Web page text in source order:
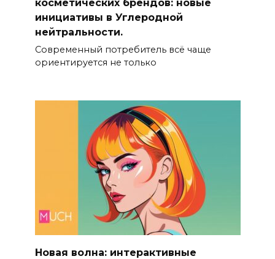
инициативы в Углеродной
нейтральности.
Современный потребитель всё чаще
ориентируется не только
Новая волна: интерактивные